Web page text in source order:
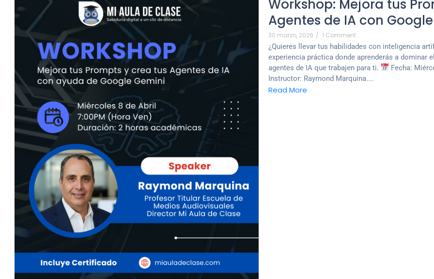
Workshop: Mejora tus
Agentes de IA con
30 marzo, 2026 / 1 Comment
¿Quieres llevar tus habilidades con inteligencia
experiencia práctica donde aprenderás a dominar
agentes de IA que trabajen para ti.
Fecha:
Instructor: Raymond Marquina....
Read More